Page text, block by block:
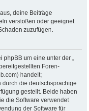
deine Beiträge
verstoßen oder geeignet
zuzufügen.
phpBB um eine unter der „
Foren-
handelt;
die deutschsprachige
gestellt. Beide haben
die Software verwendet
der Software für